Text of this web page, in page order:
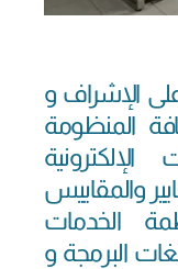
الإشراف و
المنظومة
الإلكترونية
والمقاييس
الخدمات
البرمجة و